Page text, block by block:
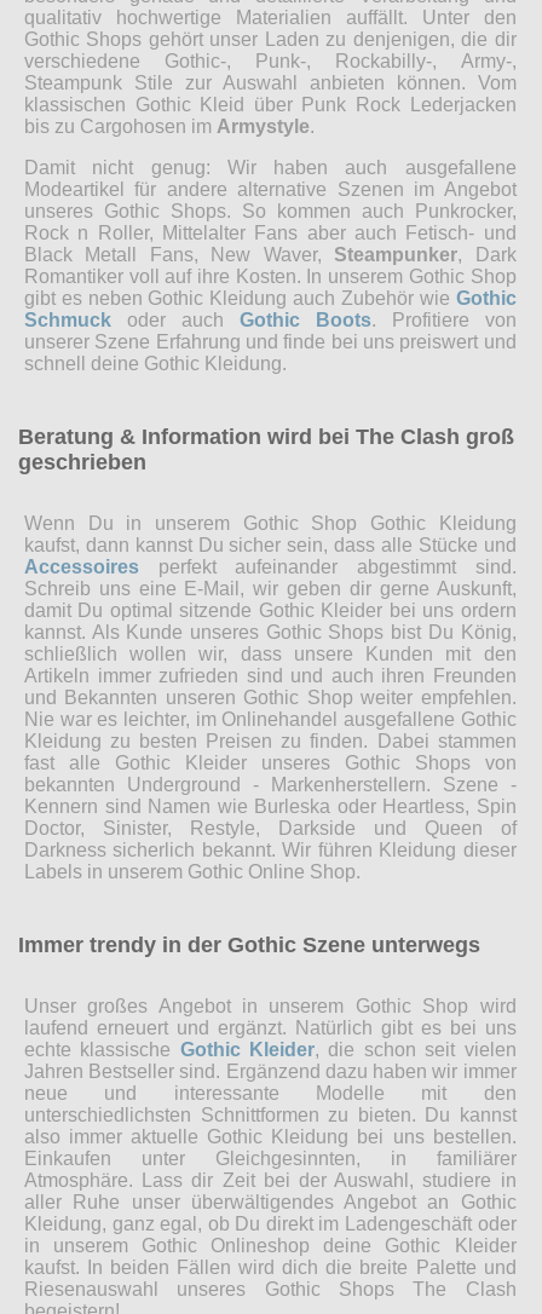
qualitativ hochwertige Materialien auffällt. Unter den
Gothic Shops gehört unser Laden zu denjenigen, die dir
verschiedene Gothic-, Punk-, Rockabilly-, Army-,
Steampunk Stile zur Auswahl anbieten können. Vom
klassischen Gothic Kleid über Punk Rock Lederjacken
bis zu Cargohosen im Armystyle.
Damit nicht genug: Wir haben auch ausgefallene
Modeartikel für andere alternative Szenen im Angebot
unseres Gothic Shops. So kommen auch Punkrocker,
Rock n Roller, Mittelalter Fans aber auch Fetisch- und
Black Metall Fans, New Waver, Steampunker, Dark
Romantiker voll auf ihre Kosten. In unserem Gothic Shop
gibt es neben Gothic Kleidung auch Zubehör wie Gothic
Schmuck oder auch Gothic Boots. Profitiere von
unserer Szene Erfahrung und finde bei uns preiswert und
schnell deine Gothic Kleidung.
Beratung & Information wird bei The Clash groß
geschrieben
Wenn Du in unserem Gothic Shop Gothic Kleidung
kaufst, dann kannst Du sicher sein, dass alle Stücke und
Accessoires perfekt aufeinander abgestimmt sind.
Schreib uns eine E-Mail, wir geben dir gerne Auskunft,
damit Du optimal sitzende Gothic Kleider bei uns ordern
kannst. Als Kunde unseres Gothic Shops bist Du König,
schließlich wollen wir, dass unsere Kunden mit den
Artikeln immer zufrieden sind und auch ihren Freunden
und Bekannten unseren Gothic Shop weiter empfehlen.
Nie war es leichter, im Onlinehandel ausgefallene Gothic
Kleidung zu besten Preisen zu finden. Dabei stammen
fast alle Gothic Kleider unseres Gothic Shops von
bekannten Underground - Markenherstellern. Szene -
Kennern sind Namen wie Burleska oder Heartless, Spin
Doctor, Sinister, Restyle, Darkside und Queen of
Darkness sicherlich bekannt. Wir führen Kleidung dieser
Labels in unserem Gothic Online Shop.
Immer trendy in der Gothic Szene unterwegs
Unser großes Angebot in unserem Gothic Shop wird
laufend erneuert und ergänzt. Natürlich gibt es bei uns
echte klassische Gothic Kleider, die schon seit vielen
Jahren Bestseller sind. Ergänzend dazu haben wir immer
neue und interessante Modelle mit den
unterschiedlichsten Schnittformen zu bieten. Du kannst
also immer aktuelle Gothic Kleidung bei uns bestellen.
Einkaufen unter Gleichgesinnten, in familiärer
Atmosphäre. Lass dir Zeit bei der Auswahl, studiere in
aller Ruhe unser überwältigendes Angebot an Gothic
Kleidung, ganz egal, ob Du direkt im Ladengeschäft oder
in unserem Gothic Onlineshop deine Gothic Kleider
kaufst. In beiden Fällen wird dich die breite Palette und
Riesenauswahl unseres Gothic Shops The Clash